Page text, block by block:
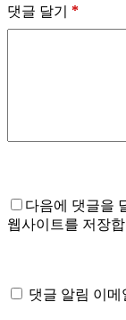
댓글 달기 *
다음에 댓글을
웹사이트를 저장
댓글 알림 이메